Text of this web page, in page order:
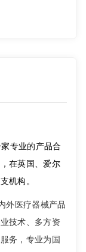
专业的产品合
在英国、爱尔
机构。
外医疗器械产品
技术、多方资
务，专业为国